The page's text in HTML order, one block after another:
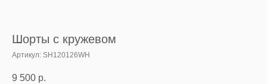
Шорты с кружевом
Артикул: SH120126WH
9 500 р.